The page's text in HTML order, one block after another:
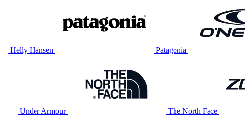
Helly Hansen Patagonia
Under Armour The North Face